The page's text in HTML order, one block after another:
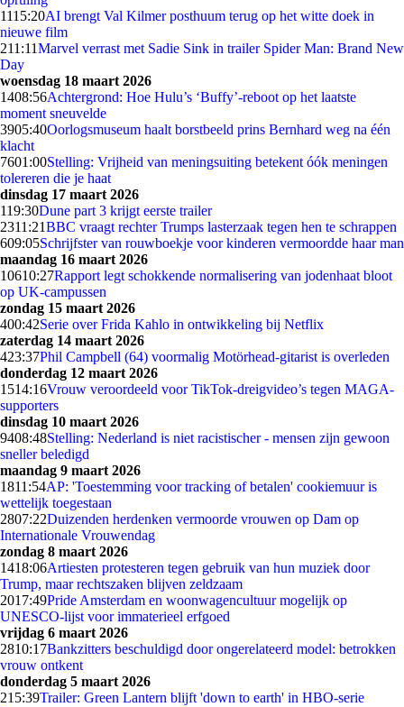
1115:20AI brengt Val Kilmer posthuum terug op het witte doek in
nieuwe film
211:11Marvel verrast met Sadie Sink in trailer Spider Man: Brand New
Day
woensdag 18 maart 2026
1408:56Achtergrond: Hoe Hulu’s ‘Buffy’-reboot op het laatste
moment sneuvelde
3905:40Oorlogsmuseum haalt borstbeeld prins Bernhard weg na één
klacht
7601:00Stelling: Vrijheid van meningsuiting betekent óók meningen
tolereren die je haat
dinsdag 17 maart 2026
119:30Dune part 3 krijgt eerste trailer
2311:21BBC vraagt rechter Trumps lasterzaak tegen hen te schrappen
609:05Schrijfster van rouwboekje voor kinderen vermoordde haar man
maandag 16 maart 2026
10610:27Rapport legt schokkende normalisering van jodenhaat bloot
op UK-campussen
zondag 15 maart 2026
400:42Serie over Frida Kahlo in ontwikkeling bij Netflix
zaterdag 14 maart 2026
423:37Phil Campbell (64) voormalig Motörhead-gitarist is overleden
donderdag 12 maart 2026
1514:16Vrouw veroordeeld voor TikTok-dreigvideo’s tegen MAGA-
supporters
dinsdag 10 maart 2026
9408:48Stelling: Nederland is niet racistischer - mensen zijn gewoon
sneller beledigd
maandag 9 maart 2026
1811:54AP: 'Toestemming voor tracking of betalen' cookiemuur is
wettelijk toegestaan
2807:22Duizenden herdenken vermoorde vrouwen op Dam op
Internationale Vrouwendag
zondag 8 maart 2026
1418:06Artiesten protesteren tegen gebruik van hun muziek door
Trump, maar rechtszaken blijven zeldzaam
2017:49Pride Amsterdam en woonwagencultuur mogelijk op
UNESCO-lijst voor immaterieel erfgoed
vrijdag 6 maart 2026
2810:17Bankzitters beschuldigd door ongerelateerd model: betrokken
vrouw ontkent
donderdag 5 maart 2026
215:39Trailer: Green Lantern blijft 'down to earth' in HBO-serie